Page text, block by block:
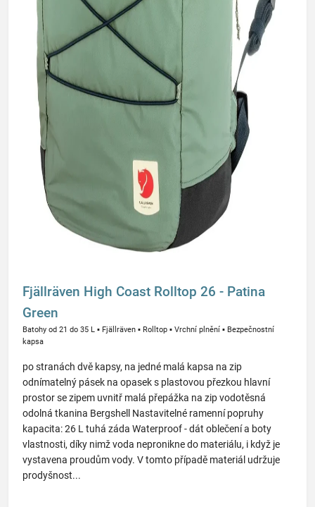
Fjällräven High Coast Rolltop 26 - Patina
Green
Batohy od 21 do 35 L ▪ Fjällräven ▪ Rolltop ▪ Vrchní plnění ▪ Bezpečnostní
kapsa
po stranách dvě kapsy, na jedné malá kapsa na zip
odnímatelný pásek na opasek s plastovou přezkou hlavní
prostor se zipem uvnitř malá přepážka na zip vodotěsná
odolná tkanina Bergshell Nastavitelné ramenní popruhy
kapacita: 26 L tuhá záda Waterproof - dát oblečení a boty
vlastnosti, díky nimž voda nepronikne do materiálu, i když je
vystavena proudům vody. V tomto případě materiál udržuje
prodyšnost...